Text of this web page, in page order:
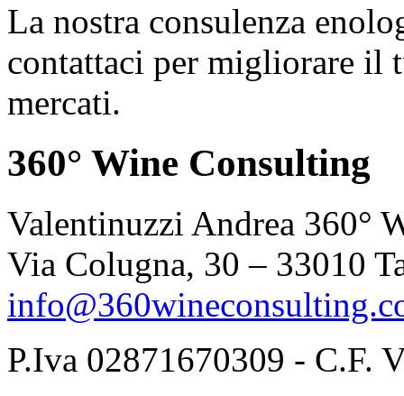
La nostra consulenza
contattaci per migliorare il
mercati.
360° Wine Consulting
Valentinuzzi Andrea 360°
Via Colugna, 30 – 33010
P.Iva 02871670309 - C.F.